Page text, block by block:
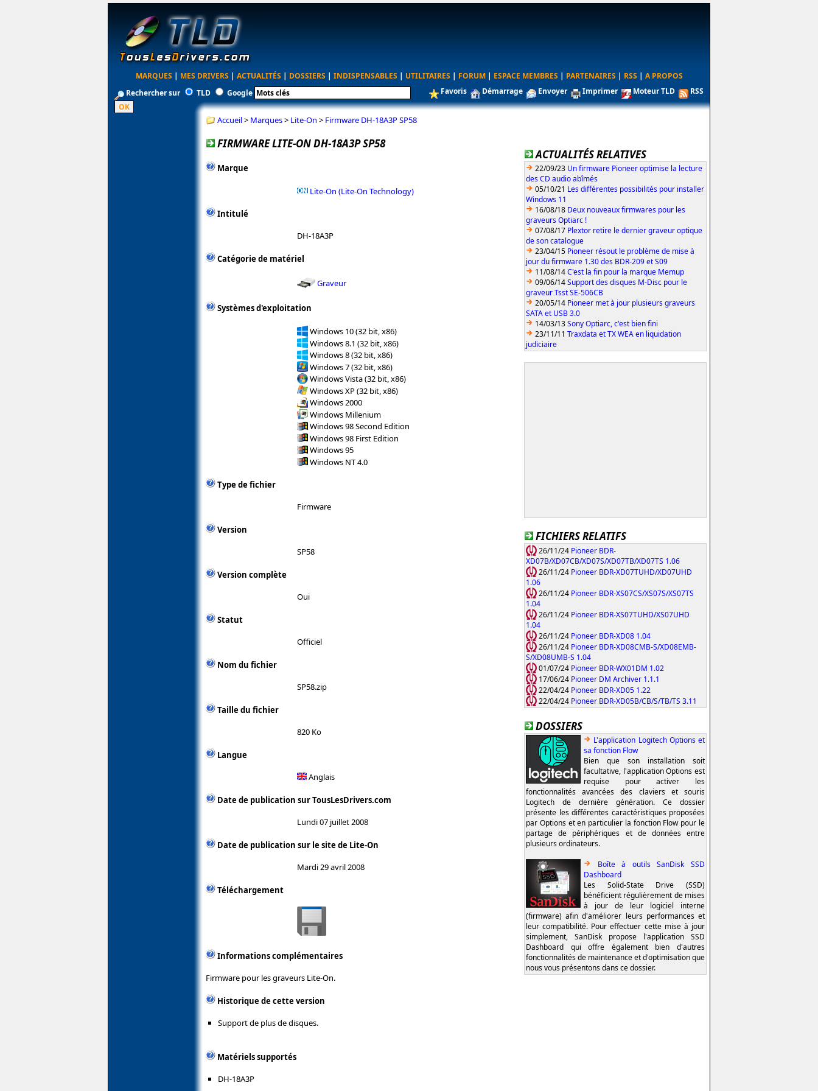
MARQUES | MES DRIVERS | ACTUALITÉS | DOSSIERS | INDISPENSABLES | UTILITAIRES | FORUM | ESPACE MEMBRES | PARTENAIRES | RSS | A PROPOS
Rechercher sur
TLD Google Favoris Démarrage Envoyer Imprimer Moteur TLD RSS
Accueil> Marques> Lite-On > Firmware DH-18A3P SP58
FIRMWARE LITE-ON DH-18A3P SP58
Marque
Lite-On (Lite-On Technology)
Intitulé
DH-18A3P
Catégorie de matériel
Graveur
Systèmes d'exploitation
Windows 10 (32 bit, x86)
Windows 8.1 (32 bit, x86)
Windows 8 (32 bit, x86)
Windows 7 (32 bit, x86)
Windows Vista (32 bit, x86)
Windows XP (32 bit, x86)
Windows 2000
Windows Millenium
Windows 98 Second Edition
Windows 98 First Edition
Windows 95
Windows NT 4.0
Type de fichier
Firmware
Version
SP58
Version complète
Oui
Statut
Officiel
Nom du fichier
SP58.zip
Taille du fichier
820 Ko
Langue
Anglais
Date de publication sur TousLesDrivers.com
Lundi 07 juillet 2008
Date de publication sur le site de Lite-On
Mardi 29 avril 2008
Téléchargement
Informations complémentaires
Firmware pour les graveurs Lite-On.
Historique de cette version
Support de plus de disques.
Matériels supportés
DH-18A3P
ACTUALITÉS RELATIVES
22/09/23 Un firmware Pioneer optimise la lecture
des CD audio abîmés
05/10/21 Les différentes possibilités pour installer
Windows 11
16/08/18 Deux nouveaux firmwares pour les
graveurs Optiarc !
07/08/17 Plextor retire le dernier graveur optique
de son catalogue
23/04/15 Pioneer résout le problème de mise à
jour du firmware 1.30 des BDR-209 et S09
11/08/14C'est la fin pour la marque Memup
09/06/14Support des disques M-Disc pour le
graveur Tsst SE-506CB
20/05/14 Pioneer met à jour plusieurs graveurs
SATA et USB 3.0
14/03/13Sony Optiarc, c'est bien fini
23/11/11 Traxdata et TX WEA en liquidation
judiciaire
FICHIERS RELATIFS
26/11/24 Pioneer BDR-
XD07B/XD07CB/XD07S/XD07TB/XD07TS 1.06
26/11/24 Pioneer BDR-XD07TUHD/XD07UHD
1.06
26/11/24 Pioneer BDR-XS07CS/XS07S/XS07TS
1.04
26/11/24 Pioneer BDR-XS07TUHD/XS07UHD
1.04
26/11/24 Pioneer BDR-XD08 1.04
26/11/24 Pioneer BDR-XD08CMB-S/XD08EMB-
S/XD08UMB-S 1.04
01/07/24 Pioneer BDR-WX01DM 1.02
17/06/24 Pioneer DM Archiver 1.1.1
22/04/24 Pioneer BDR-XD05 1.22
22/04/24 Pioneer BDR-XD05B/CB/S/TB/TS 3.11
DOSSIERS
L'application Logitech Options et
sa fonction Flow
Bien que son installation soit
facultative, l'application Options est
requise pour activer les
fonctionnalités avancées des claviers et souris
Logitech de dernière génération. Ce dossier
présente les différentes caractéristiques proposées
par Options et en particulier la fonction Flow pour le
partage de périphériques et de données entre
plusieurs ordinateurs.
Boîte à outils SanDisk SSD
Dashboard
Les Solid-State Drive (SSD)
bénéficient régulièrement de mises
à jour de leur logiciel interne
(firmware) afin d'améliorer leurs performances et
leur compatibilité. Pour effectuer cette mise à jour
simplement, SanDisk propose l'application SSD
Dashboard qui offre également bien d'autres
fonctionnalités de maintenance et d'optimisation que
nous vous présentons dans ce dossier.